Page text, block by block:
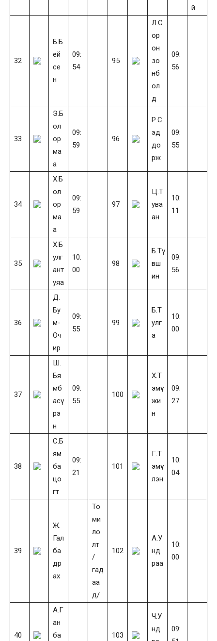
й
32
Б.Б
ей
се
н
09:
54
95
Л.С
ор
он
зо
нб
ол
д
09:
56
33
Э.Б
ол
ор
ма
а
09:
59
96
Р.С
эд
до
рж
09:
55
34
Х.Б
ол
ор
ма
а
09:
59
97
Ц.Т
ува
ан
10:
11
35
Х.Б
улг
ант
уяа
10:
00
98
Б.Тү
вш
ин
09:
56
36
Д.
Бу
м-
Оч
ир
09:
55
99
Б.Т
улг
а
10:
00
37
Ш.
Бя
мб
асү
рэ
н
09:
55
100
Х.Т
эмүү
жи
н
09:
27
38
С.Б
ям
ба
цо
гт
09:
21
101
Г.Т
эмүү
лэн
10:
04
39
Ж.
Гал
ба
др
ах
То
ми
ло
лт
/
гад
аа
д/
102
А.У
нд
раа
10:
00
40
А.Г
ан
ба
103
Ч.У
нд
09: